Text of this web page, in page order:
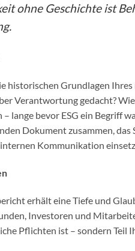
ohne Geschichte ist
historischen Grundlagen
Verantwortung gedacht?
lange bevor ESG ein Begriff
Dokument zusammen,
Kommunikation
erhält eine Tiefe und
Investoren und
Pflichten ist – sondern Teil